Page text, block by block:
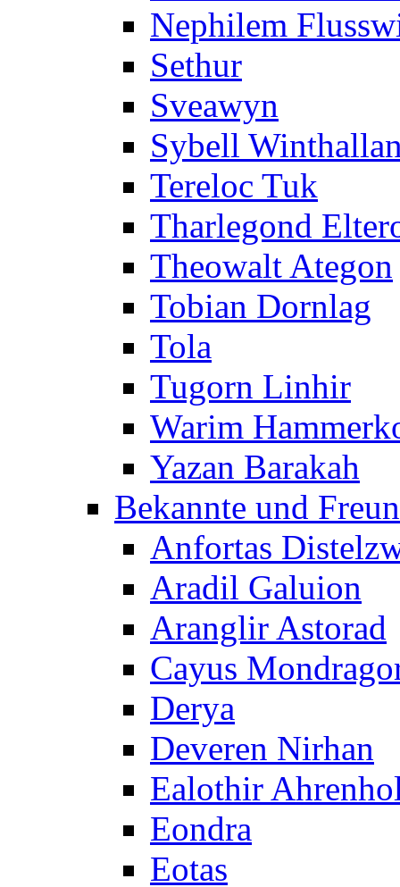
Nephilem
Sethur
Sveawyn
Sybell
Tereloc Tuk
Tharlegond
Theowalt Ategon
Tobian Dornlag
Tola
Tugorn Linhir
Warim
Yazan Barakah
Bekannte und
Anfortas
Aradil Galuion
Aranglir Astorad
Cayus
Derya
Deveren Nirhan
Ealothir
Eondra
Eotas